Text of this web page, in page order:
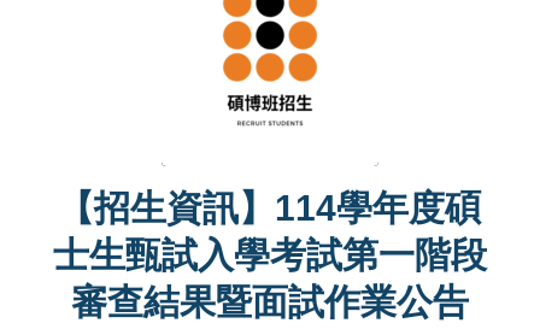
【招生資訊】114學年度碩
士生甄試入學考試第一階段
審查結果暨面試作業公告